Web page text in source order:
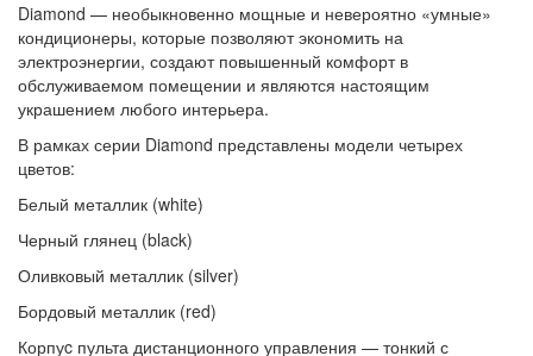
Diamond — необыкновенно мощные и невероятно «умные»
кондиционеры, которые позволяют экономить на
электроэнергии, создают повышенный комфорт в
обслуживаемом помещении и являются настоящим
украшением любого интерьера.
В рамках серии Diamond представлены модели четырех
цветов:
Белый металлик (white)
Черный глянец (black)
Оливковый металлик (silver)
Бордовый металлик (red)
Корпуc пульта дистанционного управления — тонкий с